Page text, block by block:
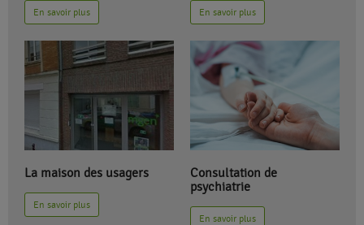
En savoir plus En savoir plus
La maison des usagers
En savoir plus
Consultation de
psychiatrie
En savoir plus